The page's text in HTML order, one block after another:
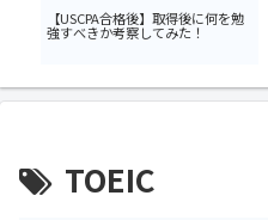
【USCPA合格後】取得後に何を勉
強すべきか考察してみた！
TOEIC